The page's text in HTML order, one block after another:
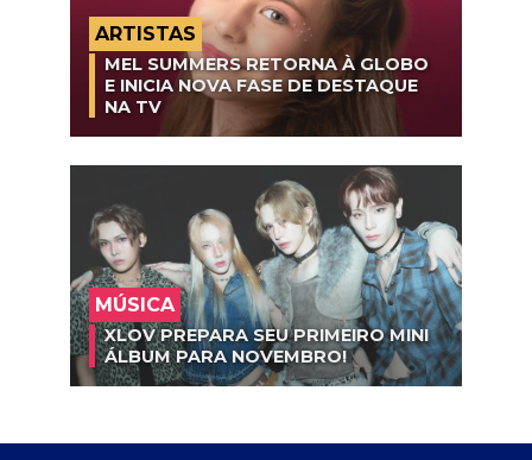
ARTISTAS
MEL SUMMERS RETORNA À GLOBO
E INICIA NOVA FASE DE DESTAQUE
NA TV
MÚSICA
XLOV PREPARA SEU PRIMEIRO MINI
ÁLBUM PARA NOVEMBRO!